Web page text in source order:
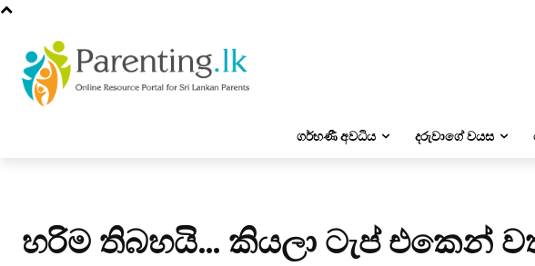
ගර්භණී අවධිය දරුවාගේ වයස
හරිම තිබහයි… කියලා ටැප් එකෙන්